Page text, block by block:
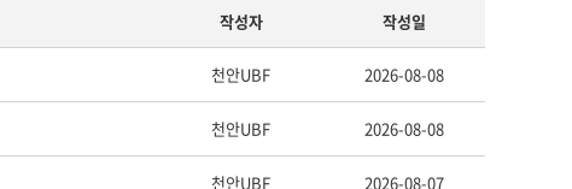
작성자 작성일
천안UBF 2026-08-08
천안UBF 2026-08-08
천안UBF 2026-08-07